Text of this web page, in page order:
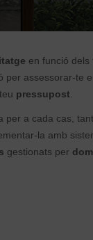
en funció dels
per assessorar-te
pressupost
per a cada cas,
la amb
gestionats per